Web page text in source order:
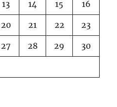
13 14 15 16
20 21 22 23
27 28 29 30